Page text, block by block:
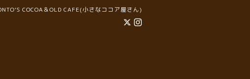
COCOA＆OLD CAFE(小さなココア屋さん)